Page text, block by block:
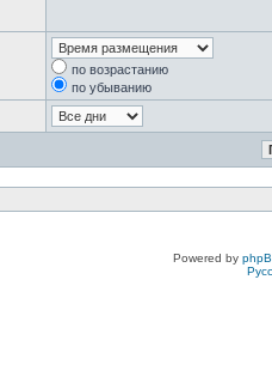
по возрастанию
по убыванию
Powered by